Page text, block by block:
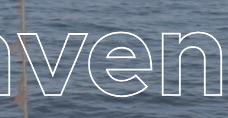
ven